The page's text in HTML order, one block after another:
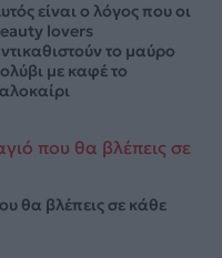
είναι ο λόγος που οι
lovers
το μαύρο
με καφέ το
θα βλέπεις σε κάθε